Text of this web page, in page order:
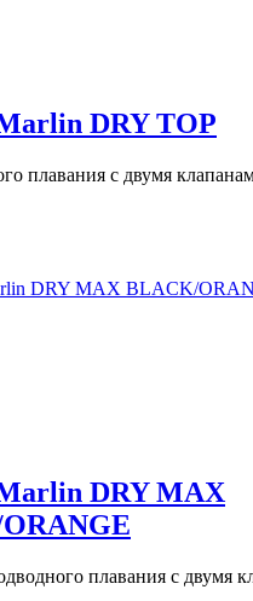
DRY TOP
плавания с двумя
DRY MAX
плавания с двумя